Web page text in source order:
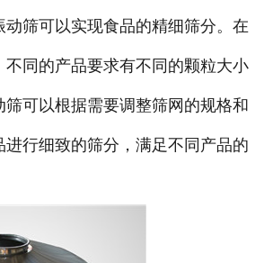
筛可以实现食品的精细筛分。在
不同的产品要求有不同的颗粒大小
可以根据需要调整筛网的规格和
进行细致的筛分，满足不同产品的